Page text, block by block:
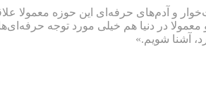
و آدم‌های حرفه‌ای این حوزه معمولا
معمولا در دنیا هم خیلی مورد توجه
آشنا شویم.»